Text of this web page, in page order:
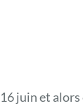
juin et alors